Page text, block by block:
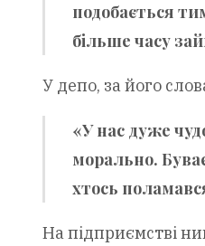
подобається
більше часу
У депо, за його
«У нас дуже
морально.
хтось
На підприємстві